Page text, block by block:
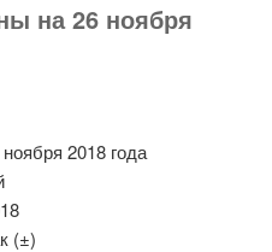
на 26 ноября
2018 года
(±)